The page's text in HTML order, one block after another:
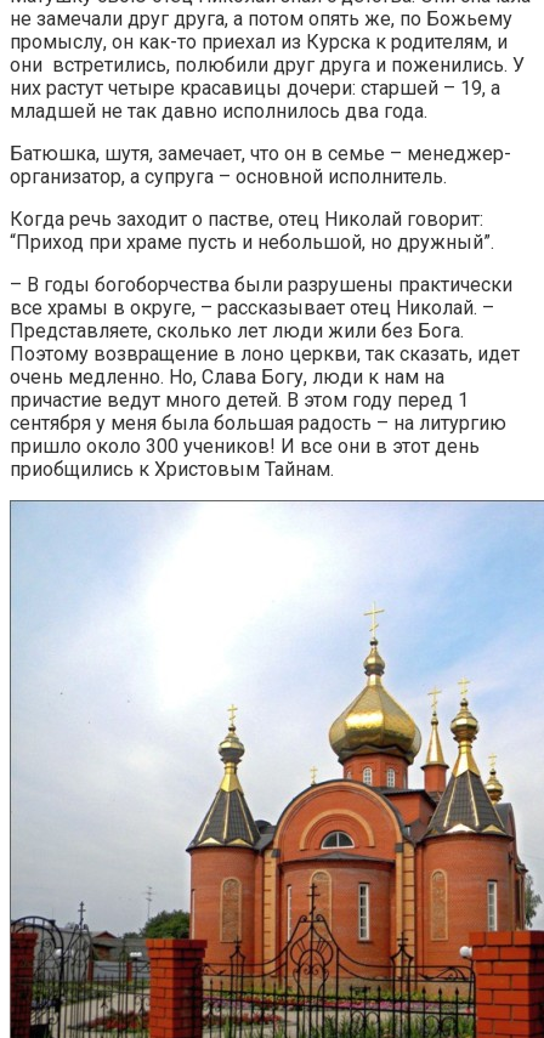
не замечали друг друга, а потом опять же, по Божьему
промыслу, он как-то приехал из Курска к родителям, и
они встретились, полюбили друг друга и поженились. У
них растут четыре красавицы дочери: старшей – 19, а
младшей не так давно исполнилось два года.
Батюшка, шутя, замечает, что он в семье – менеджер-
организатор, а супруга – основной исполнитель.
Когда речь заходит о пастве, отец Николай говорит:
“Приход при храме пусть и небольшой, но дружный”.
– В годы богоборчества были разрушены практически
все храмы в округе, – рассказывает отец Николай. –
Представляете, сколько лет люди жили без Бога.
Поэтому возвращение в лоно церкви, так сказать, идет
очень медленно. Но, Слава Богу, люди к нам на
причастие ведут много детей. В этом году перед 1
сентября у меня была большая радость – на литургию
пришло около 300 учеников! И все они в этот день
приобщились к Христовым Тайнам.